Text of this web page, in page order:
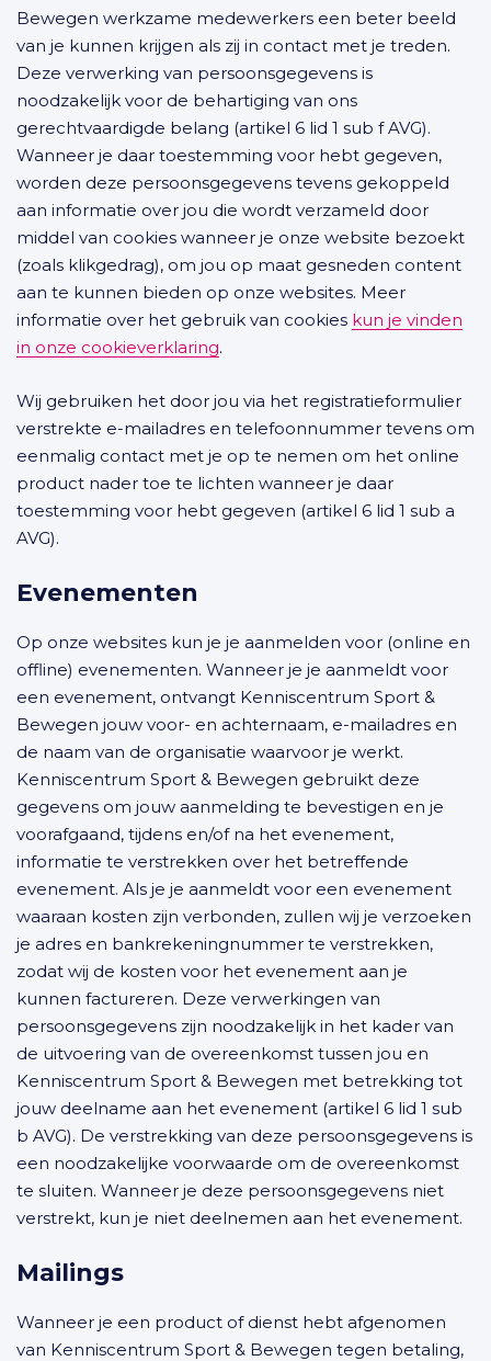
Bewegen werkzame medewerkers een beter beeld
van je kunnen krijgen als zij in contact met je treden.
Deze verwerking van persoonsgegevens is
noodzakelijk voor de behartiging van ons
gerechtvaardigde belang (artikel 6 lid 1 sub f AVG).
Wanneer je daar toestemming voor hebt gegeven,
worden deze persoonsgegevens tevens gekoppeld
aan informatie over jou die wordt verzameld door
middel van cookies wanneer je onze website bezoekt
(zoals klikgedrag), om jou op maat gesneden content
aan te kunnen bieden op onze websites. Meer
informatie over het gebruik van cookies kun je vinden
in onze cookieverklaring.
Wij gebruiken het door jou via het registratieformulier
verstrekte e-mailadres en telefoonnummer tevens om
eenmalig contact met je op te nemen om het online
product nader toe te lichten wanneer je daar
toestemming voor hebt gegeven (artikel 6 lid 1 sub a
AVG).
Evenementen
Op onze websites kun je je aanmelden voor (online en
offline) evenementen. Wanneer je je aanmeldt voor
een evenement, ontvangt Kenniscentrum Sport &
Bewegen jouw voor- en achternaam, e-mailadres en
de naam van de organisatie waarvoor je werkt.
Kenniscentrum Sport & Bewegen gebruikt deze
gegevens om jouw aanmelding te bevestigen en je
voorafgaand, tijdens en/of na het evenement,
informatie te verstrekken over het betreffende
evenement. Als je je aanmeldt voor een evenement
waaraan kosten zijn verbonden, zullen wij je verzoeken
je adres en bankrekeningnummer te verstrekken,
zodat wij de kosten voor het evenement aan je
kunnen factureren. Deze verwerkingen van
persoonsgegevens zijn noodzakelijk in het kader van
de uitvoering van de overeenkomst tussen jou en
Kenniscentrum Sport & Bewegen met betrekking tot
jouw deelname aan het evenement (artikel 6 lid 1 sub
b AVG). De verstrekking van deze persoonsgegevens is
een noodzakelijke voorwaarde om de overeenkomst
te sluiten. Wanneer je deze persoonsgegevens niet
verstrekt, kun je niet deelnemen aan het evenement.
Mailings
Wanneer je een product of dienst hebt afgenomen
van Kenniscentrum Sport & Bewegen tegen betaling,